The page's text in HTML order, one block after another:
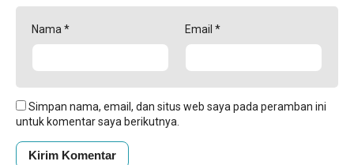
Nama * Email *
Simpan nama, email, dan situs web saya pada peramban ini
untuk komentar saya berikutnya.